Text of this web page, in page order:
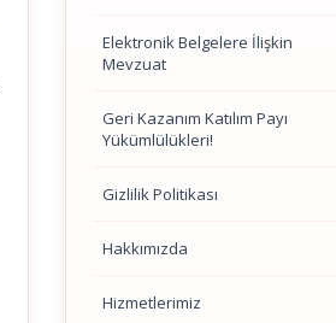
Elektronik Belgelere İlişkin
Mevzuat
Geri Kazanım Katılım Payı
Yükümlülükleri!
Gizlilik Politikası
Hakkımızda
Hizmetlerimiz